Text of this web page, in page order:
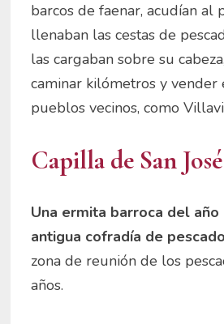
barcos de faenar, acudían al
llenaban las cestas de
las cargaban sobre su
caminar kilómetros y vender
pueblos vecinos, como
Capilla de San José
Una ermita barroca del
antigua cofradía de
zona de reunión de los
años.